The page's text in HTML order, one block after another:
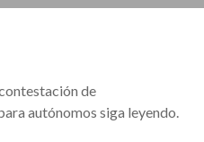
de
autónomos siga leyendo.